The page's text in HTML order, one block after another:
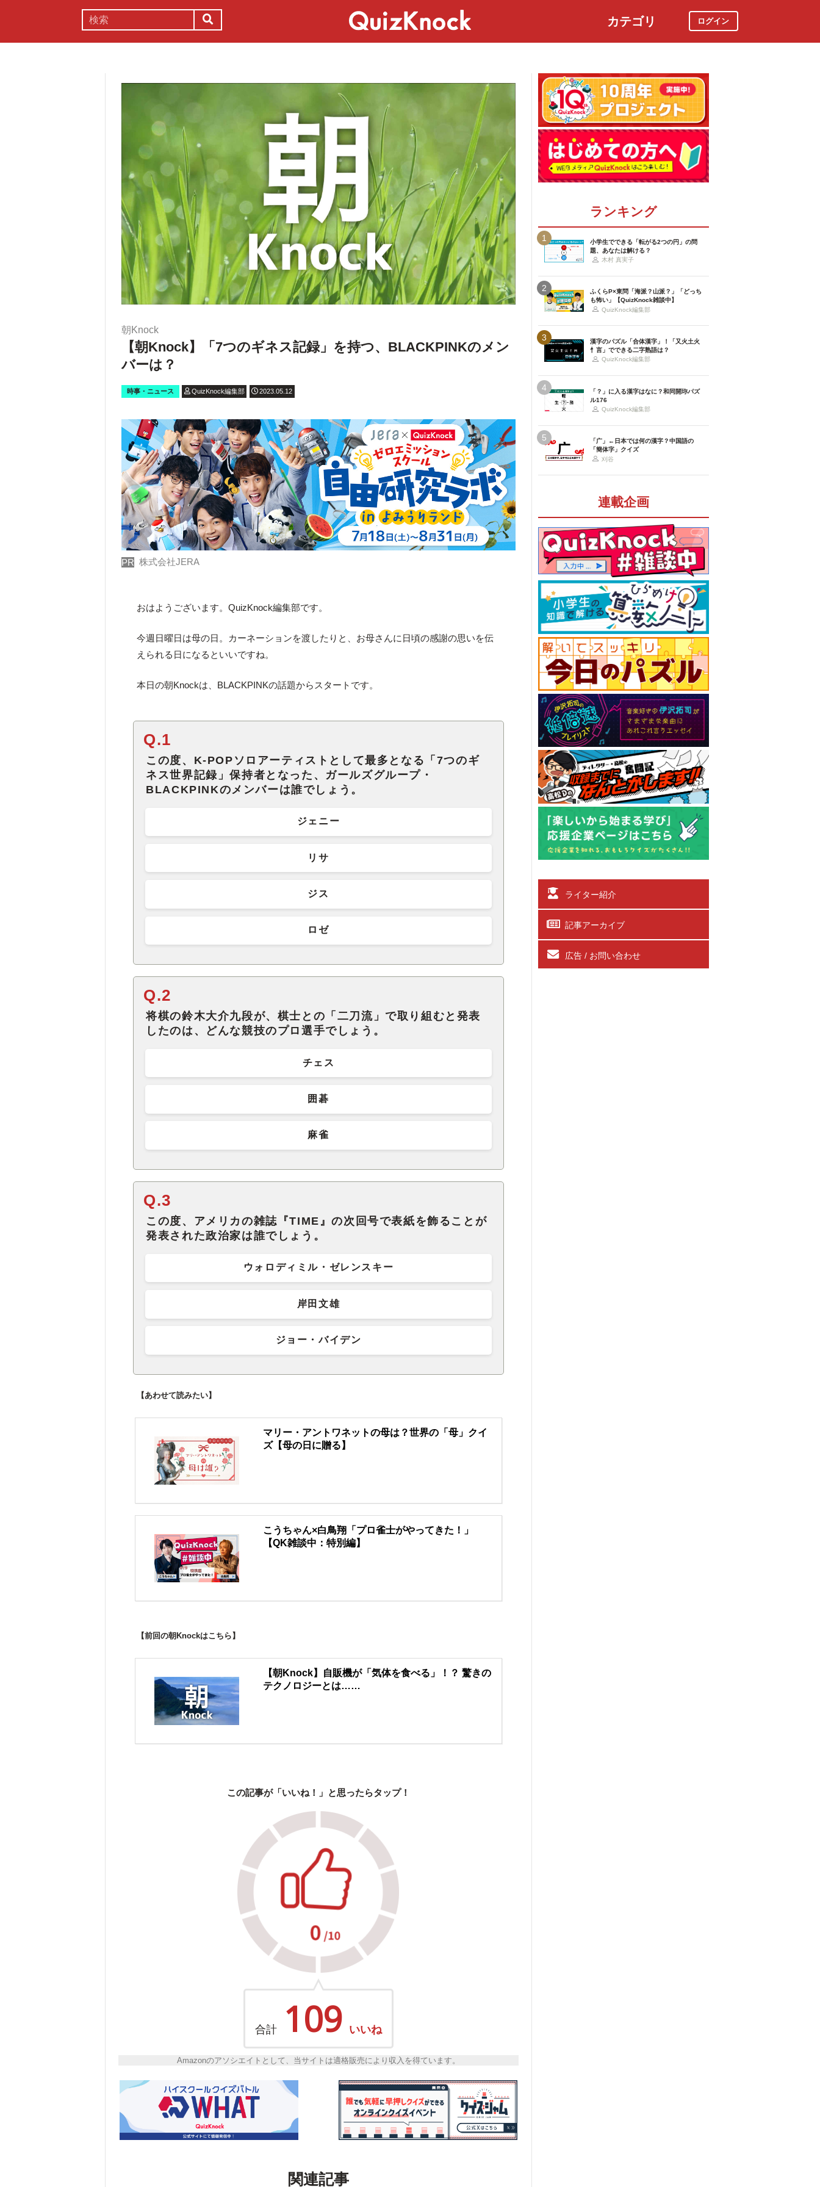
カテゴリ ログイン
朝Knock
【朝Knock】「7つのギネス記録」を持つ、BLACKPINKのメン
バーは？
時事・ニュース QuizKnock編集部 2023.05.12
PR 株式会社JERA
おはようございます。QuizKnock編集部です。
今週日曜日は母の日。カーネーションを渡したりと、お母さんに日頃の感謝の思いを伝
えられる日になるといいですね。
本日の朝Knockは、BLACKPINKの話題からスタートです。
Q.1
この度、K-POPソロアーティストとして最多となる「7つのギ
ネス世界記録」保持者となった、ガールズグループ・
BLACKPINKのメンバーは誰でしょう。
ジェニー
リサ
ジス
ロゼ
Q.2
将棋の鈴木大介九段が、棋士との「二刀流」で取り組むと発表
したのは、どんな競技のプロ選手でしょう。
チェス
囲碁
麻雀
Q.3
この度、アメリカの雑誌『TIME』の次回号で表紙を飾ることが
発表された政治家は誰でしょう。
ウォロディミル・ゼレンスキー
岸田文雄
ジョー・バイデン
【あわせて読みたい】
マリー・アントワネットの母は？世界の「母」クイ
ズ【母の日に贈る】
こうちゃん×白鳥翔「プロ雀士がやってきた！」
【QK雑談中：特別編】
【前回の朝Knockはこちら】
【朝Knock】自販機が「気体を食べる」！？ 驚きの
テクノロジーとは……
この記事が「いいね！」と思ったらタップ！
合計 109 いいね
Amazonのアソシエイトとして、当サイトは適格販売により収入を得ています。
関連記事
ランキング
1
小学生でできる「転がる2つの円」の問
題、あなたは解ける？
木村 真実子
2
ふくらP×東問「海派？山派？」「どっち
も怖い」【QuizKnock雑談中】
QuizKnock編集部
3
漢字のパズル「合体漢字」！「又火土火
忄言」でできる二字熟語は？
QuizKnock編集部
4
「？」に入る漢字はなに？和同開珎パズ
ル176
QuizKnock編集部
5
「广」←日本では何の漢字？中国語の
「簡体字」クイズ
刈谷
連載企画
ライター紹介
記事アーカイブ
広告 / お問い合わせ